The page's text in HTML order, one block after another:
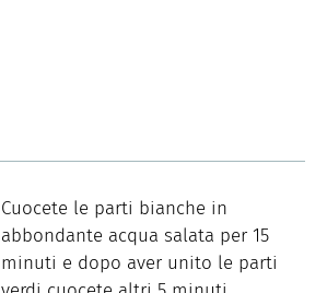
Cuocete le parti bianche in
abbondante acqua salata per 15
minuti e dopo aver unito le parti